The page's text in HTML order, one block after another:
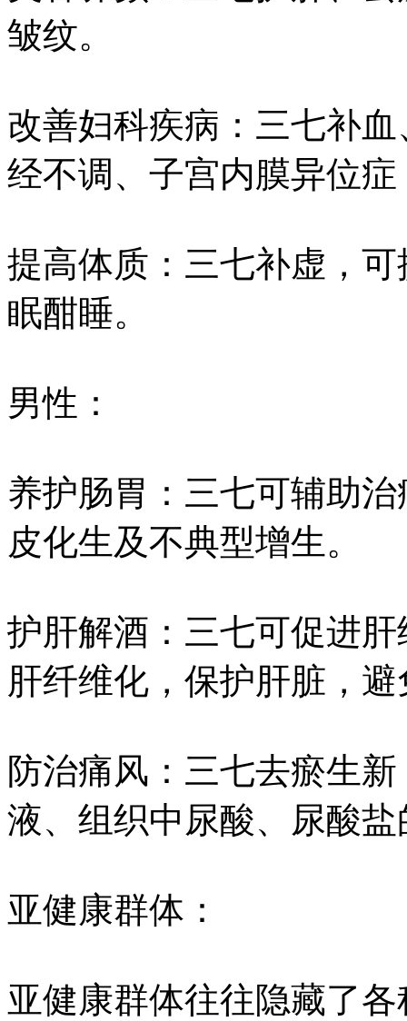
皱纹。
改善妇科疾病：三七补
经不调、子宫内膜异位
提高体质：三七补虚，
眠酣睡。
男性：
养护肠胃：三七可辅助
皮化生及不典型增生。
护肝解酒：三七可促进
肝纤维化，保护肝脏，
防治痛风：三七去瘀生
液、组织中尿酸、尿酸
亚健康群体：
亚健康群体往往隐藏了